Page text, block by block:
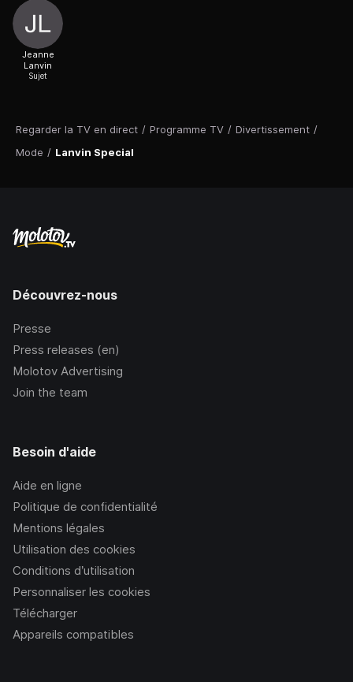
Regarder la TV en direct / Programme TV / Divertissement /
Mode / Lanvin Special
Jeanne
Lanvin
Sujet
Découvrez-nous
Presse
Press releases (en)
Molotov Advertising
Join the team
Besoin d'aide
Aide en ligne
Politique de confidentialité
Mentions légales
Utilisation des cookies
Conditions d’utilisation
Personnaliser les cookies
Télécharger
Appareils compatibles